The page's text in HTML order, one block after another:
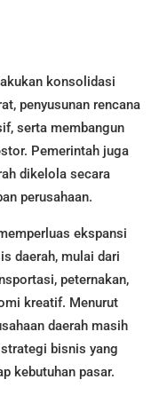
konsolidasi
penyusunan rencana
serta membangun
Pemerintah juga
dikelola secara
perusahaan.
ekspansi
daerah, mulai dari
peternakan,
kreatif. Menurut
daerah masih
bisnis yang
kebutuhan pasar.